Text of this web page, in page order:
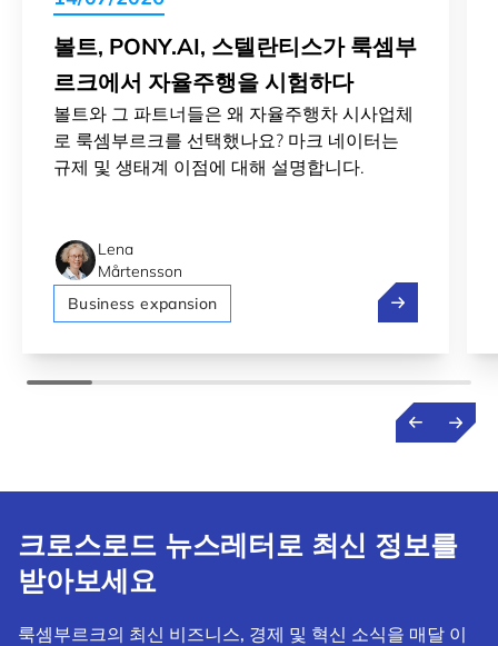
볼트, PONY.AI, 스텔란티스가 룩셈부
르크에서 자율주행을 시험하다
볼트와 그 파트너들은 왜 자율주행차 시사업체
로 룩셈부르크를 선택했나요? 마크 네이터는
규제 및 생태계 이점에 대해 설명합니다.
Lena
Mårtensson
Business expansion
볼트, Pony.ai,
크로스로드 뉴스레터로 최신 정보를
받아보세요
룩셈부르크의 최신 비즈니스, 경제 및 혁신 소식을 매달 이